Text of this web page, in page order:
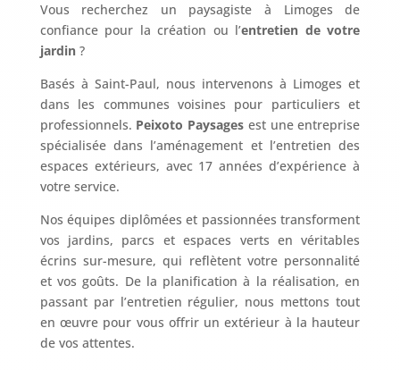
Vous recherchez un paysagiste à Limoges de
confiance pour la création ou l’entretien de votre
jardin?
Basés à Saint-Paul, nous intervenons à Limoges et
dans les communes voisines pour particuliers et
professionnels. Peixoto Paysages est une entreprise
spécialisée dans l’aménagement et l’entretien des
espaces extérieurs, avec 17 années d’expérience à
votre service.
Nos équipes diplômées et passionnées transforment
vos jardins, parcs et espaces verts en véritables
écrins sur-mesure, qui reflètent votre personnalité
et vos goûts. De la planification à la réalisation, en
passant par l’entretien régulier, nous mettons tout
en œuvre pour vous offrir un extérieur à la hauteur
de vos attentes.